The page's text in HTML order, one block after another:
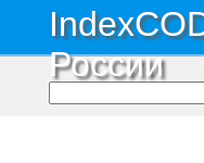
России